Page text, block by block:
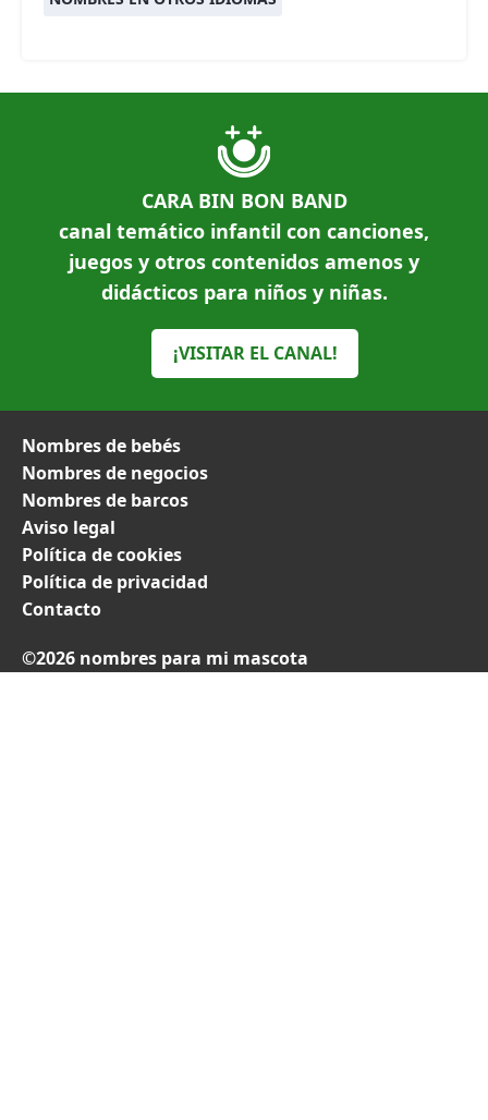
CARA BIN BON BAND
canal temático infantil con canciones,
juegos y otros contenidos amenos y
didácticos para niños y niñas.
¡VISITAR EL CANAL!
Nombres de bebés
Nombres de negocios
Nombres de barcos
Aviso legal
Política de cookies
Política de privacidad
Contacto
©2026 nombres para mi mascota